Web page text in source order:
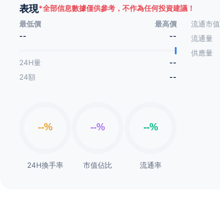
表現*全部信息數據僅供參考，不作為任何投資建議！
最低價
最高價
--
--
24H量
--
24額
--
24H換手率 市值佔比 流通率
流通市值
流通量
供應量